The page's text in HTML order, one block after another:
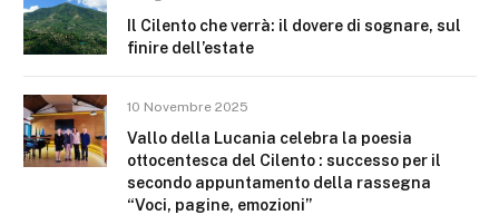
Il Cilento che verrà: il dovere di sognare, sul
finire dell’estate
10 Novembre 2025
Vallo della Lucania celebra la poesia
ottocentesca del Cilento : successo per il
secondo appuntamento della rassegna
“Voci, pagine, emozioni”